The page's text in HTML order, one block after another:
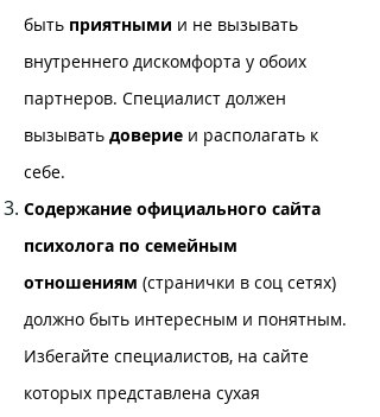
быть приятными и не вызывать
внутреннего дискомфорта у обоих
партнеров. Специалист должен
вызывать доверие и располагать к
себе.
Содержание официального сайта
психолога по семейным
отношениям (странички в соц сетях)
должно быть интересным и понятным.
Избегайте специалистов, на сайте
которых представлена сухая